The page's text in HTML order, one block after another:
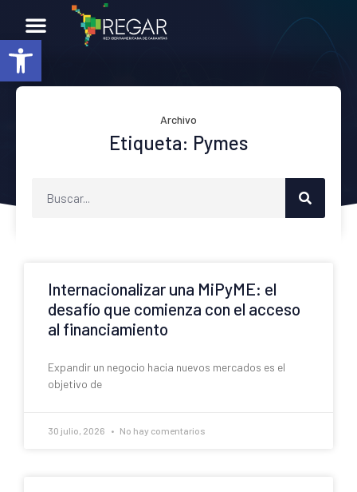
Abrir barra de herramientas
Archivo
Etiqueta: Pymes
Internacionalizar una MiPyME: el
desafío que comienza con el acceso
al financiamiento
Expandir un negocio hacia nuevos mercados es el
objetivo de
30 julio, 2026 No hay comentarios